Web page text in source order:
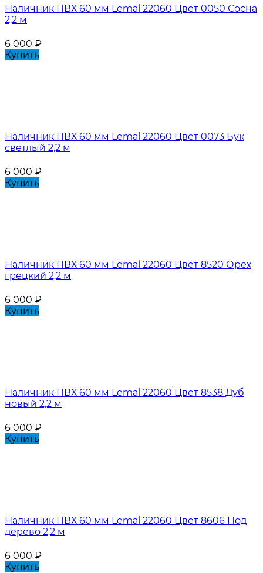
Наличник ПВХ 60 мм Lemal 22060 Цвет 0050 Сосна
2,2 м
6 000 ₽
Купить
Наличник ПВХ 60 мм Lemal 22060 Цвет 0073 Бук
светлый 2,2 м
6 000 ₽
Купить
Наличник ПВХ 60 мм Lemal 22060 Цвет 8520 Орех
грецкий 2,2 м
6 000 ₽
Купить
Наличник ПВХ 60 мм Lemal 22060 Цвет 8538 Дуб
новый 2,2 м
6 000 ₽
Купить
Наличник ПВХ 60 мм Lemal 22060 Цвет 8606 Под
дерево 2,2 м
6 000 ₽
Купить